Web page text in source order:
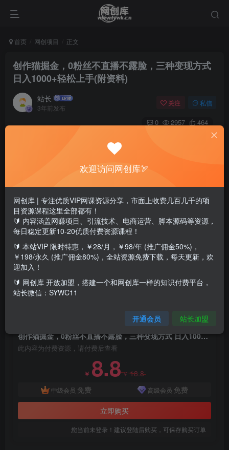
首页 网创项目 正文
创作猫掘金，0粉丝不直播不露脸，三种变现方式
日入1000+轻松上手(附资料)
站长
3年前发布
关注 私信
0 2957 464
创作猫是一个工具类软件，但现在也有了很多种变现方式，
今天讲的这个变现方式呢，不需要直播不需要露脸，0粉丝就
可以做，非常适合普通人，做的好日入四位数甚至五位数都
是很轻松的。 课程目录：1项目介绍 2前期准备 3作品制作 4
变现与注意事项 5如何挂载小程序流程
创作猫掘金，0粉丝不直播不露脸，三种变现方式 日入1000+轻松上手(附资料)
此内容为付费资源，请付费后查看
￥ 8.8￥18.8
中级会员 免费 高级会员 免费
立即购买
您当前未登录！建议登陆后购买，可保存购买订单
欢迎访问网创库🏹
网创库 | 专注优质VIP网课资源分享，市面上收费几百几千的项
目资源课程这里全部都有！
🔰 内容涵盖网赚项目、引流技术、电商运营、脚本源码等资源，
每日稳定更新10-20优质付费资源课程！
🔰 本站VIP 限时特惠，￥28/月，￥98/年 (推广佣金50%)，
￥198/永久 (推广佣金80%)，全站资源免费下载，每天更新，欢
迎加入！
🔰 网创库 开放加盟，搭建一个和网创库一样的知识付费平台，
站长微信：SYWC11
开通会员 站长加盟